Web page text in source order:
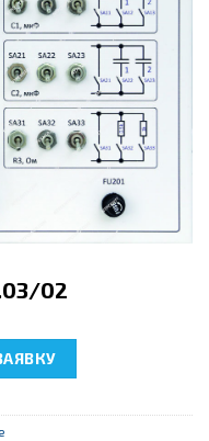
02
НТЦ-22.03/02